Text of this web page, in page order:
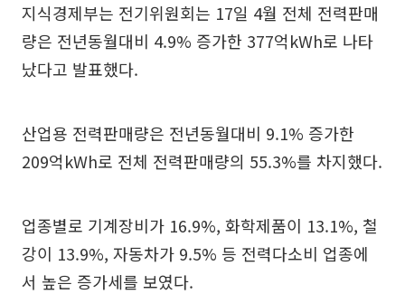
지식경제부는 전기위원회는 17일 4월 전체 전력판매
량은 전년동월대비 4.9% 증가한 377억kWh로 나타
났다고 발표했다.
산업용 전력판매량은 전년동월대비 9.1% 증가한
209억kWh로 전체 전력판매량의 55.3%를 차지했다.
업종별로 기계장비가 16.9%, 화학제품이 13.1%, 철
강이 13.9%, 자동차가 9.5% 등 전력다소비 업종에
서 높은 증가세를 보였다.